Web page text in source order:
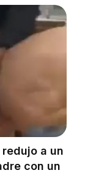
a un
con un